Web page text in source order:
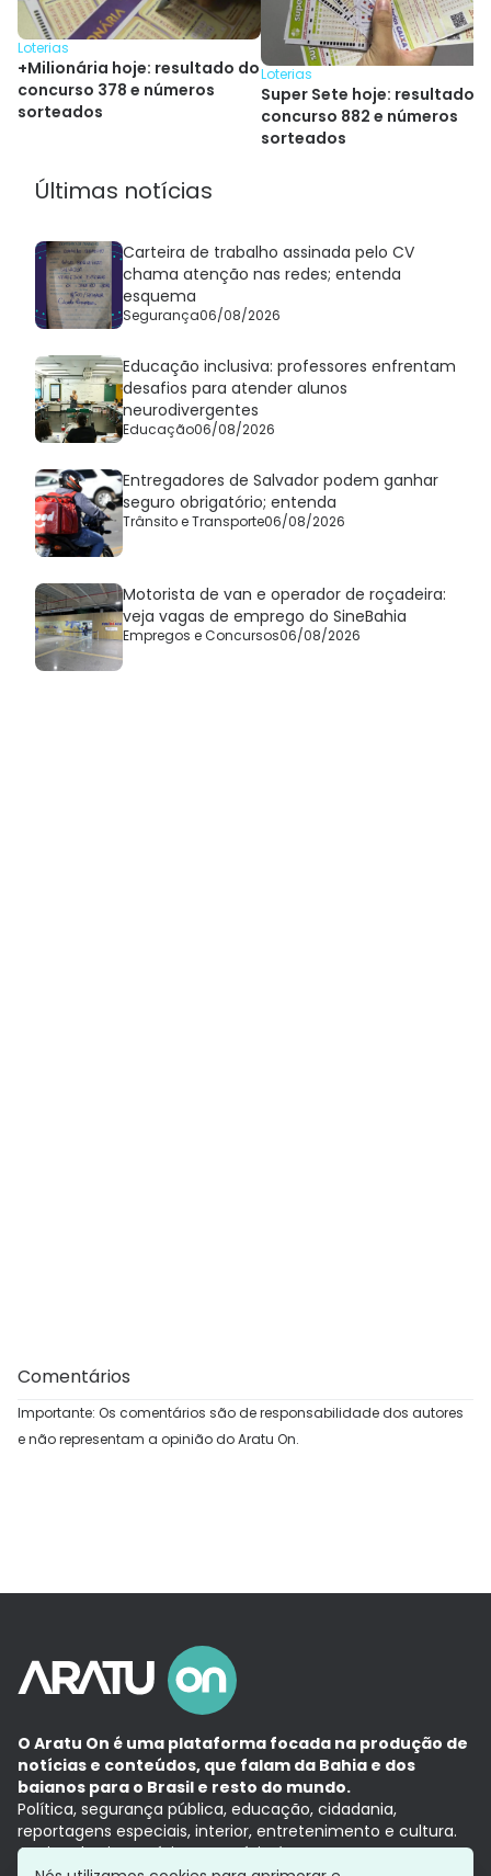
Loterias
+Milionária hoje: resultado do
concurso 378 e números
sorteados
Loterias
Super Sete hoje: resultado
concurso 882 e números
sorteados
Últimas notícias
Carteira de trabalho assinada pelo CV
chama atenção nas redes; entenda
esquema
Segurança06/08/2026
Educação inclusiva: professores enfrentam
desafios para atender alunos
neurodivergentes
Educação06/08/2026
Entregadores de Salvador podem ganhar
seguro obrigatório; entenda
Trânsito e Transporte06/08/2026
Motorista de van e operador de roçadeira:
veja vagas de emprego do SineBahia
Empregos e Concursos06/08/2026
Comentários
Importante: Os comentários são de responsabilidade dos autores
e não representam a opinião do Aratu On.
O Aratu On é uma plataforma focada na produção de
notícias e conteúdos, que falam da Bahia e dos
baianos para o Brasil e resto do mundo.
Política, segurança pública, educação, cidadania,
reportagens especiais, interior, entretenimento e cultura.
Aqui, tudo vira notícia e a notícia é no tempo presente,